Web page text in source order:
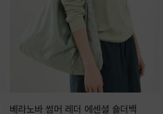
베라노바 썸머 레더 에센셜 숄더백